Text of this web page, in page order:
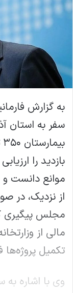
به گزارش
سفر به استان
بازدید را
موانع دانست و
از نزدیک، در
مجلس پیگیری
مالی از
تکمیل پروژه‌ها
وی با اشاره به